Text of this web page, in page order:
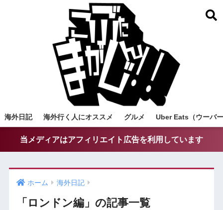
海外日記 海外行く人にオススメ グルメ Uber Eats（ウーバ
当メディアはアフィリエイト広告を利用しています
ホーム 海外日記
「ロンドン編」の記事一覧